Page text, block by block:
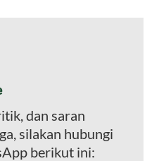
dan saran
silakan hubungi
berikut ini: